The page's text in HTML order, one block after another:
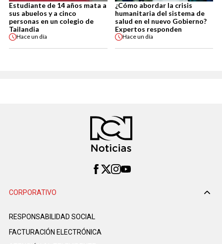
Estudiante de 14 años mata a
sus abuelos y a cinco
personas en un colegio de
Tailandia
Haceun día
¿Cómo abordar la crisis
humanitaria del sistema de
salud en el nuevo Gobierno?
Expertos responden
Haceun día
CORPORATIVO
RESPONSABILIDAD SOCIAL
FACTURACIÓN ELECTRÓNICA